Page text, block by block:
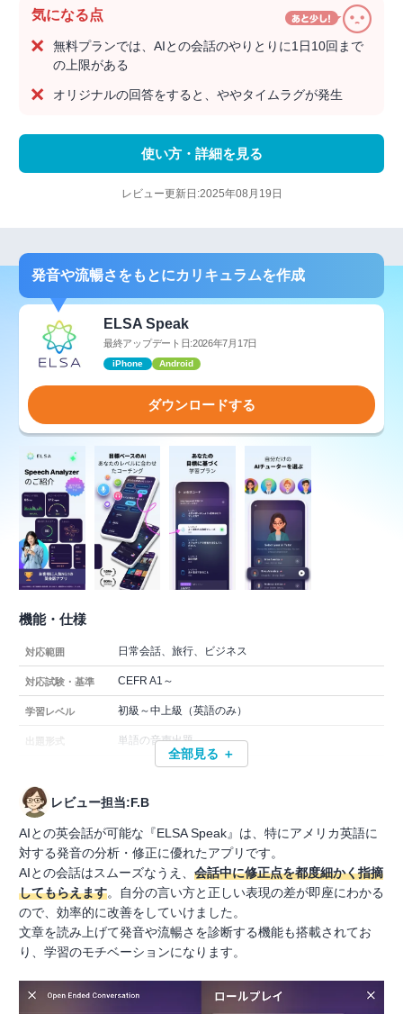
気になる点
無料プランでは、AIとの会話のやりとりに1日10回まで
の上限がある
オリジナルの回答をすると、ややタイムラグが発生
使い方・詳細を見る
レビュー更新日:2025年08月19日
発音や流暢さをもとにカリキュラムを作成
ELSA Speak
最終アップデート日:2026年7月17日
iPhone Android
ダウンロードする
機能・仕様
対応範囲 日常会話、旅行、ビジネス
対応試験・基準 CEFR A1～
学習レベル 初級～中上級（英語のみ）
出題形式 単語の音声出題
全部見る ＋
レビュー担当:F.B
AIとの英会話が可能な『ELSA Speak』は、特にアメリカ英語に
対する発音の分析・修正に優れたアプリです。
AIとの会話はスムーズなうえ、 会話中に修正点を都度細かく指摘
してもらえます。自分の言い方と正しい表現の差が即座にわかる
ので、効率的に改善をしていけました。
文章を読み上げて発音や流暢さを診断する機能も搭載されてお
り、学習のモチベーションになります。